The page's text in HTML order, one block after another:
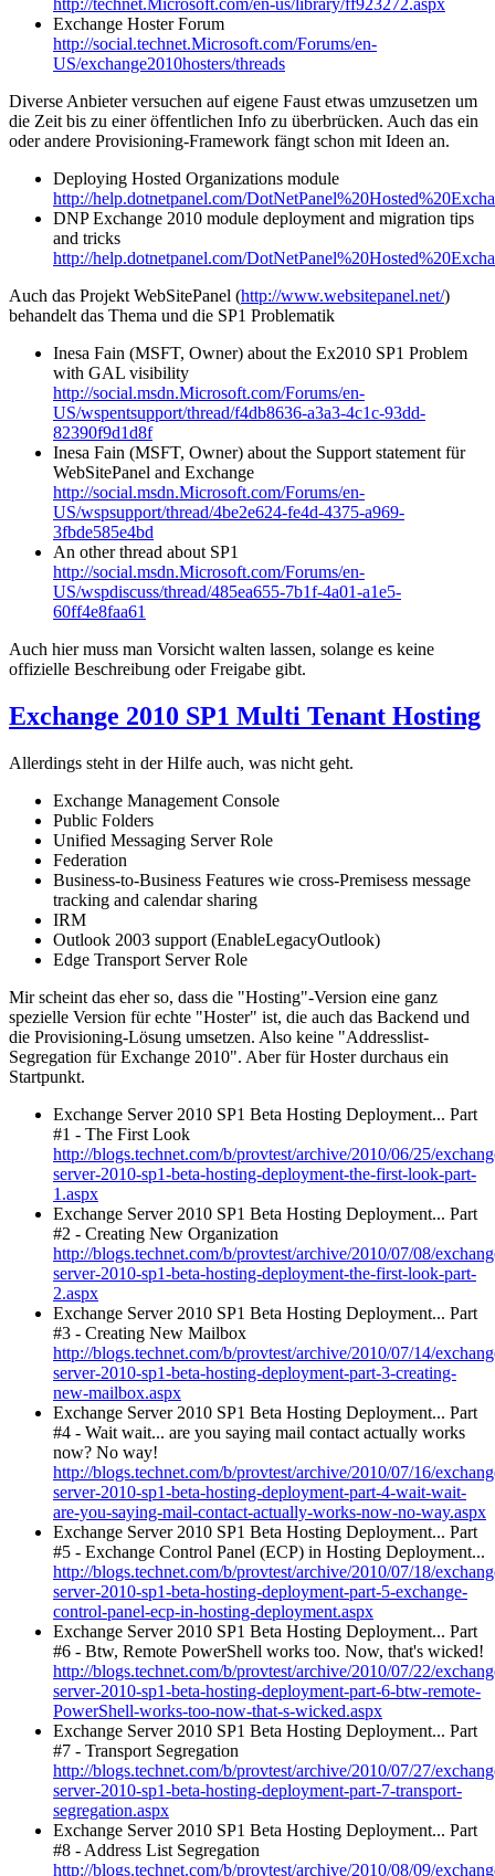
Exchange Hoster Forum
http://social.technet.Microsoft.com/Forums/en-
US/exchange2010hosters/threads
Diverse Anbieter versuchen auf eigene Faust etwas umzusetzen um
die Zeit bis zu einer öffentlichen Info zu überbrücken. Auch das ein
oder andere Provisioning-Framework fängt schon mit Ideen an.
Deploying Hosted Organizations module
http://help.dotnetpanel.com/
DNP Exchange 2010 module deployment and migration tips
and tricks
http://help.dotnetpanel.com/
Auch das Projekt WebSitePanel (http://www.websitepanel.net/)
behandelt das Thema und die SP1 Problematik
Inesa Fain (MSFT, Owner) about the Ex2010 SP1 Problem
with GAL visibility
http://social.msdn.Microsoft.com/Forums/en-
US/wspentsupport/thread/f4db8636-a3a3-4c1c-93dd-
82390f9d1d8f
Inesa Fain (MSFT, Owner) about the Support statement für
WebSitePanel and Exchange
http://social.msdn.Microsoft.com/Forums/en-
US/wspsupport/thread/4be2e624-fe4d-4375-a969-
3fbde585e4bd
An other thread about SP1
http://social.msdn.Microsoft.com/Forums/en-
US/wspdiscuss/thread/485ea655-7b1f-4a01-a1e5-
60ff4e8faa61
Auch hier muss man Vorsicht walten lassen, solange es keine
offizielle Beschreibung oder Freigabe gibt.
Exchange 2010 SP1 Multi Tenant Hosting
Allerdings steht in der Hilfe auch, was nicht geht.
Exchange Management Console
Public Folders
Unified Messaging Server Role
Federation
Business-to-Business Features wie cross-Premisess message
tracking and calendar sharing
IRM
Outlook 2003 support (EnableLegacyOutlook)
Edge Transport Server Role
Mir scheint das eher so, dass die "Hosting"-Version eine ganz
spezielle Version für echte "Hoster" ist, die auch das Backend und
die Provisioning-Lösung umsetzen. Also keine "Addresslist-
Segregation für Exchange 2010". Aber für Hoster durchaus ein
Startpunkt.
Exchange Server 2010 SP1 Beta Hosting Deployment... Part
#1 - The First Look
http://blogs.technet.com/b/provtest/archive/2010/06/25/
server-2010-sp1-beta-hosting-deployment-the-first-look-part-
1.aspx
Exchange Server 2010 SP1 Beta Hosting Deployment... Part
#2 - Creating New Organization
http://blogs.technet.com/b/provtest/archive/2010/07/08/
server-2010-sp1-beta-hosting-deployment-the-first-look-part-
2.aspx
Exchange Server 2010 SP1 Beta Hosting Deployment... Part
#3 - Creating New Mailbox
http://blogs.technet.com/b/provtest/archive/2010/07/14/
server-2010-sp1-beta-hosting-deployment-part-3-creating-
new-mailbox.aspx
Exchange Server 2010 SP1 Beta Hosting Deployment... Part
#4 - Wait wait... are you saying mail contact actually works
now? No way!
http://blogs.technet.com/b/provtest/archive/2010/07/16/
server-2010-sp1-beta-hosting-deployment-part-4-wait-wait-
are-you-saying-mail-contact-actually-works-now-no-way.aspx
Exchange Server 2010 SP1 Beta Hosting Deployment... Part
#5 - Exchange Control Panel (ECP) in Hosting Deployment...
http://blogs.technet.com/b/provtest/archive/2010/07/18/
server-2010-sp1-beta-hosting-deployment-part-5-exchange-
control-panel-ecp-in-hosting-deployment.aspx
Exchange Server 2010 SP1 Beta Hosting Deployment... Part
#6 - Btw, Remote PowerShell works too. Now, that's wicked!
http://blogs.technet.com/b/provtest/archive/2010/07/22/
server-2010-sp1-beta-hosting-deployment-part-6-btw-remote-
PowerShell-works-too-now-that-s-wicked.aspx
Exchange Server 2010 SP1 Beta Hosting Deployment... Part
#7 - Transport Segregation
http://blogs.technet.com/b/provtest/archive/2010/07/27/
server-2010-sp1-beta-hosting-deployment-part-7-transport-
segregation.aspx
Exchange Server 2010 SP1 Beta Hosting Deployment... Part
#8 - Address List Segregation
http://blogs.technet.com/b/provtest/archive/2010/08/09/